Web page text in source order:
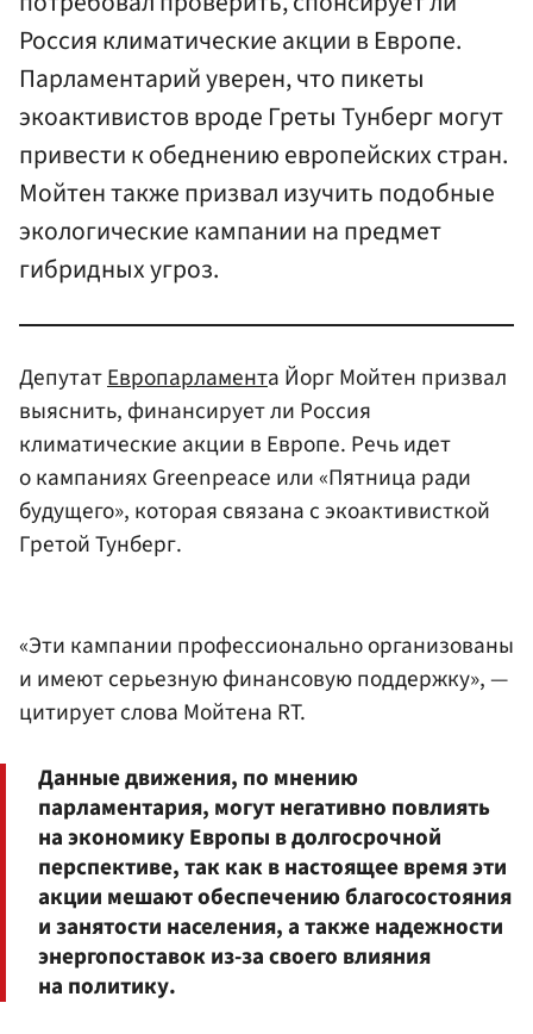
Россия климатические акции в Европе.
Парламентарий уверен, что пикеты
экоактивистов вроде Греты Тунберг могут
привести к обеднению европейских стран.
Мойтен также призвал изучить подобные
экологические кампании на предмет
гибридных угроз.
ДепутатЕвропарламента Йорг Мойтен призвал
выяснить, финансирует ли Россия
климатические акции в Европе. Речь идет
о кампаниях Greenpeace или «Пятница ради
будущего», которая связана с экоактивисткой
Гретой Тунберг.
«Эти кампании профессионально организованы
и имеют серьезную финансовую поддержку», —
цитирует слова Мойтена RT.
Данные движения, по мнению
парламентария, могут негативно повлиять
на экономику Европы в долгосрочной
перспективе, так как в настоящее время эти
акции мешают обеспечению благосостояния
и занятости населения, а также надежности
энергопоставок из-за своего влияния
на политику.